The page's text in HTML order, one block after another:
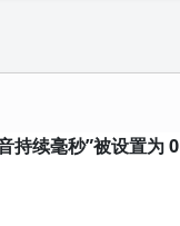
持续毫秒”被设置为 0